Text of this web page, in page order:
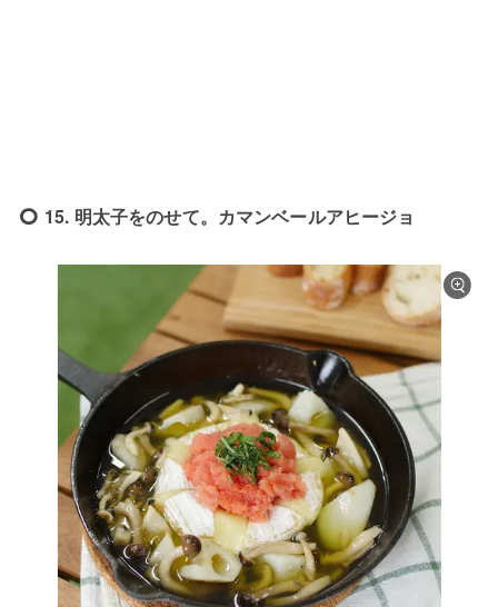
15. 明太子をのせて。カマンベールアヒージョ